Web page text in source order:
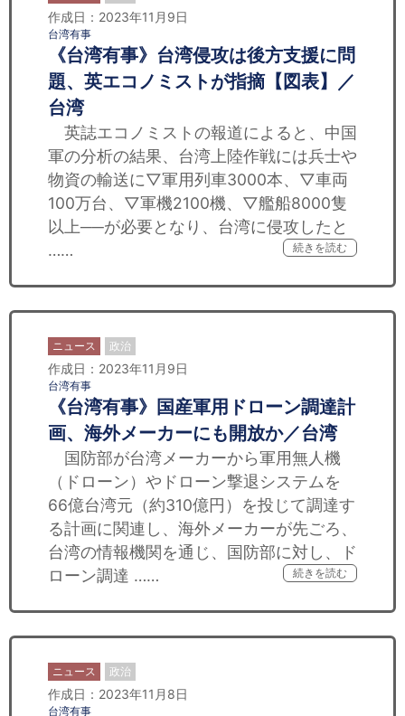
作成日：2023年11月9日
台湾有事
《台湾有事》台湾侵攻は後方支援に問
題、英エコノミストが指摘【図表】／
台湾
英誌エコノミストの報道によると、中国
軍の分析の結果、台湾上陸作戦には兵士や
物資の輸送に▽軍用列車3000本、▽車両
100万台、▽軍機2100機、▽艦船8000隻
以上──が必要となり、台湾に侵攻したと
……
続きを読む
ニュース 政治
作成日：2023年11月9日
台湾有事
《台湾有事》国産軍用ドローン調達計
画、海外メーカーにも開放か／台湾
国防部が台湾メーカーから軍用無人機
（ドローン）やドローン撃退システムを
66億台湾元（約310億円）を投じて調達す
る計画に関連し、海外メーカーが先ごろ、
台湾の情報機関を通じ、国防部に対し、ド
ローン調達 ……
続きを読む
ニュース 政治
作成日：2023年11月8日
台湾有事